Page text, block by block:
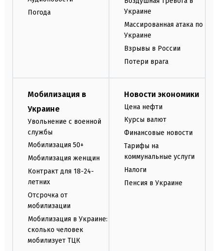
Погода
Украине
Массированная атака по
Украине
Взрывы в России
Потери врага
Мобилизация в
Украине
Увольнение с военной
службы
Мобилизация 50+
Мобилизация женщин
Контракт для 18-24-
летних
Отсрочка от
мобилизации
Мобилизация в Украине:
сколько человек
мобилизует ТЦК
Новости экономики
Цена нефти
Курсы валют
Финансовые новости
Тарифы на
коммунальные услуги
Налоги
Пенсия в Украине